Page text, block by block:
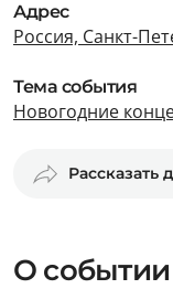
Адрес
Россия, Санкт-
Тема события
Новогодние
Рассказать
О событии